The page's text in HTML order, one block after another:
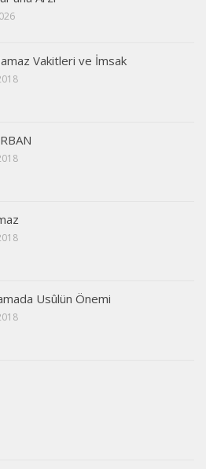
Vakitleri ve İmsak
Usûlün Önemi